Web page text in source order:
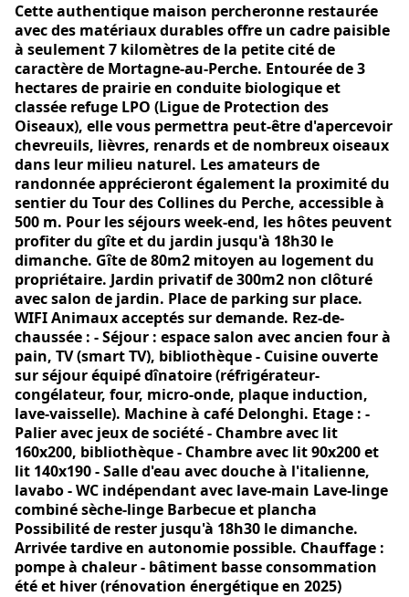
Cette authentique maison percheronne restaurée
avec des matériaux durables offre un cadre paisible
à seulement 7 kilomètres de la petite cité de
caractère de Mortagne-au-Perche. Entourée de 3
hectares de prairie en conduite biologique et
classée refuge LPO (Ligue de Protection des
Oiseaux), elle vous permettra peut-être d'apercevoir
chevreuils, lièvres, renards et de nombreux oiseaux
dans leur milieu naturel. Les amateurs de
randonnée apprécieront également la proximité du
sentier du Tour des Collines du Perche, accessible à
500 m. Pour les séjours week-end, les hôtes peuvent
profiter du gîte et du jardin jusqu'à 18h30 le
dimanche. Gîte de 80m2 mitoyen au logement du
propriétaire. Jardin privatif de 300m2 non clôturé
avec salon de jardin. Place de parking sur place.
WIFI Animaux acceptés sur demande. Rez-de-
chaussée : - Séjour : espace salon avec ancien four à
pain, TV (smart TV), bibliothèque - Cuisine ouverte
sur séjour équipé dînatoire (réfrigérateur-
congélateur, four, micro-onde, plaque induction,
lave-vaisselle). Machine à café Delonghi. Etage : -
Palier avec jeux de société - Chambre avec lit
160x200, bibliothèque - Chambre avec lit 90x200 et
lit 140x190 - Salle d'eau avec douche à l'italienne,
lavabo - WC indépendant avec lave-main Lave-linge
combiné sèche-linge Barbecue et plancha
Possibilité de rester jusqu'à 18h30 le dimanche.
Arrivée tardive en autonomie possible. Chauffage :
pompe à chaleur - bâtiment basse consommation
été et hiver (rénovation énergétique en 2025)